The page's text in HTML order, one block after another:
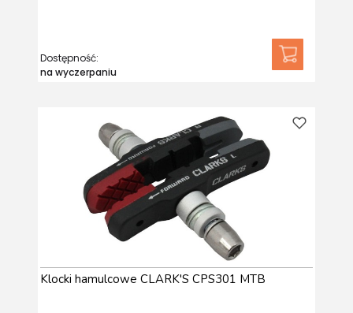
Dostępność:
na wyczerpaniu
Klocki hamulcowe CLARK'S CPS301 MTB